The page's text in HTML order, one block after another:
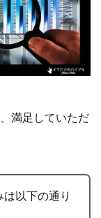
満足していただ
以下の通り